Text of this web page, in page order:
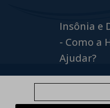
Insônia e
- Como a
Ajudar?